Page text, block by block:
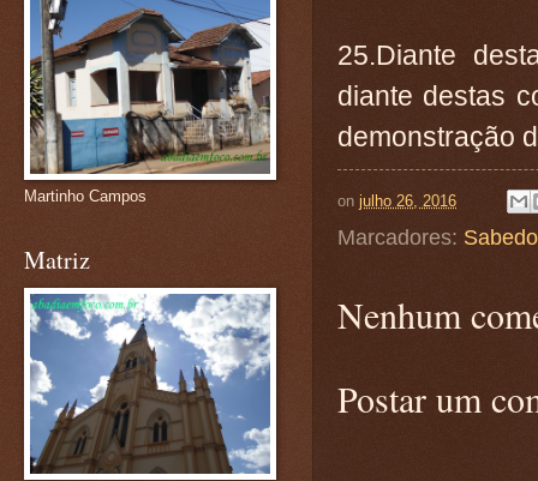
25.Diante
diante destas
demonstração
on julho 26, 2016
Marcadores:
Nenhum
Postar um
Martinho Campos
Matriz